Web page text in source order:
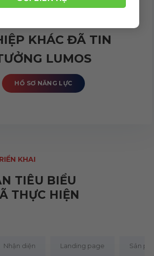
KHÁC ĐÃ TIN
LUMOS
HỒ SƠ NĂNG LỰC
KHAI
TIÊU BIỂU
THỰC HIỆN
Nhận diện Landing page Sản